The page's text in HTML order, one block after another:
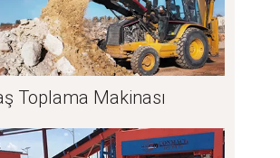
Toplama Makinası